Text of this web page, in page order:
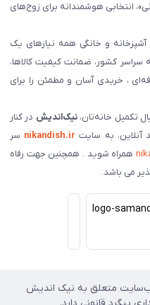
انتخابی هوشمندانه برای زوج‌های
آشپزخانه و خانگی همه نیازهای یک
کشور، ضمانت کیفیت کالاها،
، خریدی آسان و مطمئن را برای
تکمیل خانه‌تان،نیک‌اندیش در کنار
به سایت nikandish.ir سر
همراه شوید . همچنین جهت رفاه
می باشد.
متعلق به نیک اندیش